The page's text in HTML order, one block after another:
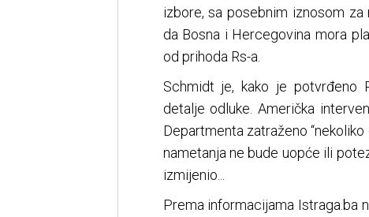
izbore, sa posebnim iznosom za
da Bosna i Hercegovina mora
od prihoda Rs-a.
Schmidt je, kako je potvrđeno
detalje odluke. Američka
Departmenta zatraženo
nametanja ne bude uopće ili
izmijenio...
Prema informacijama Istraga.ba